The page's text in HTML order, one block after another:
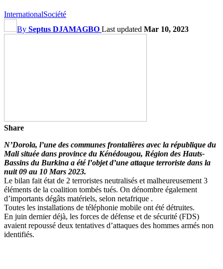
InternationalSociété
By Septus DJAMAGBO Last updated Mar 10, 2023
Share
N’Dorola, l’une des communes frontalières avec la république du
Mali située dans province du Kénédougou, Région des Hauts-
Bassins du Burkina a été l’objet d’une attaque terroriste dans la
nuit 09 au 10 Mars 2023.
Le bilan fait état de 2 terroristes neutralisés et malheureusement 3
éléments de la coalition tombés tués. On dénombre également
d’importants dégâts matériels, selon netafrique .
Toutes les installations de téléphonie mobile ont été détruites.
En juin dernier déjà, les forces de défense et de sécurité (FDS)
avaient repoussé deux tentatives d’attaques des hommes armés non
identifiés.